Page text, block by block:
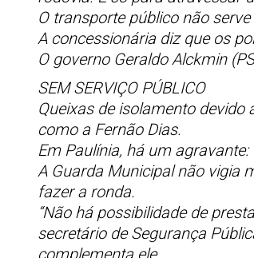
O transporte público não
A concessionária diz que os
O governo Geraldo Alckmin
SEM SERVIÇO PÚBLICO
Queixas de isolamento
como a Fernão Dias.
Em Paulínia, há um
A Guarda Municipal não vigia
fazer a ronda.
“Não há possibilidade de
secretário de Segurança
complementa ele.